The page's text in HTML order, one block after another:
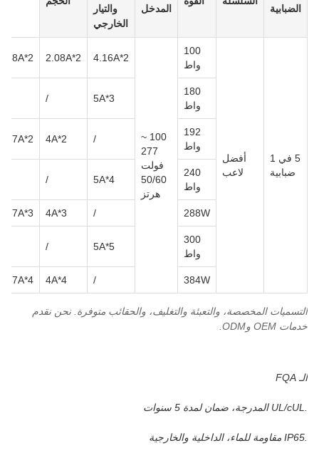
الضبابية المدخل
والتيار
الخارجي
5 في 1
ضبابية
أفضل
لاعب
100
واط
100 ~
277
فولت
50/60
هرتز
4.16A*2
2.08A*2
180
واط
5A*3
/
192
واط
/
4A*2
240
واط
5A*4
/
288W
/
4A*3
300
واط
5A*5
/
384W
/
4A*4
التسميات المخصصة، والتعبئة والتغليف، والحقائب متوفرة. نحن نقدم
خدمات OEM وODM.
الـ FQA
.UL/cUL المدرجة، ضمان لمدة 5 سنوات
.IP65 مقاومة للماء، الداخلية والخارجية